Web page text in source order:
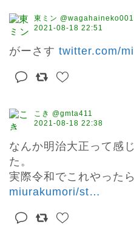
東ミン @wagahaineko001
2021-08-18 22:51
がーさす twitter.com/
こき @gmta411
2021-08-18 22:38
なんか明治大正って感
た。
実際令和でこれやった
miurakumori/st…